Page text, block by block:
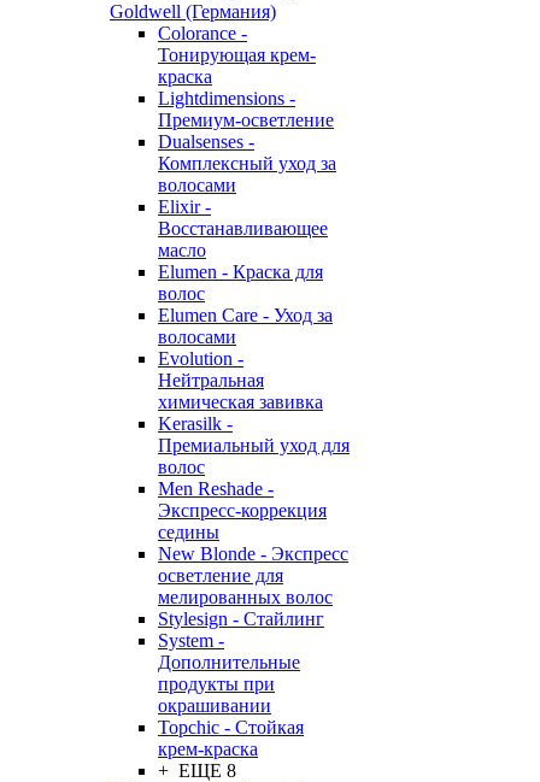
Goldwell (Германия)
Colorance -
Тонирующая крем-
краска
Lightdimensions -
Премиум-осветление
Dualsenses -
Комплексный уход за
волосами
Elixir -
Восстанавливающее
масло
Elumen - Краска для
волос
Elumen Care - Уход за
волосами
Evolution -
Нейтральная
химическая завивка
Kerasilk -
Премиальный уход для
волос
Men Reshade -
Экспресс-коррекция
седины
New Blonde - Экспресс
осветление для
мелированных волос
Stylesign - Стайлинг
System -
Дополнительные
продукты при
окрашивании
Topchic - Стойкая
крем-краска
+ ЕЩЕ 8